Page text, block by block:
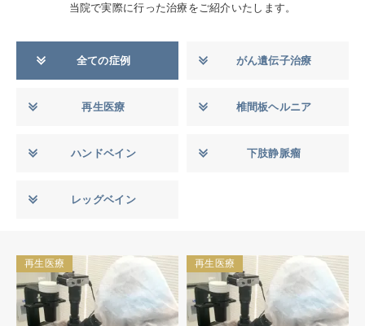
当院で実際に行った治療をご紹介いたします。
全ての症例 がん遺伝子治療
再生医療 椎間板ヘルニア
ハンドベイン 下肢静脈瘤
レッグベイン
再生医療 再生医療